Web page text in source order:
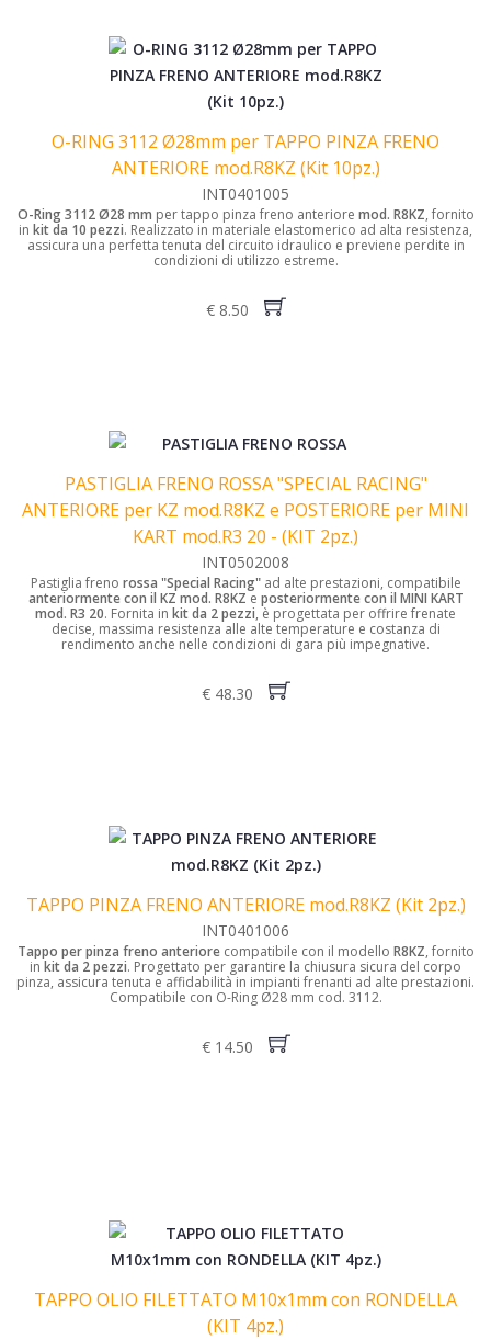
O-RING 3112 Ø28mm per TAPPO PINZA FRENO
ANTERIORE mod.R8KZ (Kit 10pz.)
INT0401005
O-Ring 3112 Ø28 mm per tappo pinza freno anteriore mod. R8KZ, fornito
in kit da 10 pezzi. Realizzato in materiale elastomerico ad alta resistenza,
assicura una perfetta tenuta del circuito idraulico e previene perdite in
condizioni di utilizzo estreme.
€ 8.50
PASTIGLIA FRENO ROSSA "SPECIAL RACING"
ANTERIORE per KZ mod.R8KZ e POSTERIORE per MINI
KART mod.R3 20 - (KIT 2pz.)
INT0502008
Pastiglia freno rossa "Special Racing"ad alte prestazioni, compatibile
anteriormente con il KZ mod. R8KZ e posteriormente con il MINI KART
mod. R3 20. Fornita in kit da 2 pezzi, è progettata per offrire frenate
decise, massima resistenza alle alte temperature e costanza di
rendimento anche nelle condizioni di gara più impegnative.
€ 48.30
TAPPO PINZA FRENO ANTERIORE mod.R8KZ (Kit 2pz.)
INT0401006
Tappo per pinza freno anteriorecompatibile con il modello R8KZ, fornito
in kit da 2 pezzi. Progettato per garantire la chiusura sicura del corpo
pinza, assicura tenuta e affidabilità in impianti frenanti ad alte prestazioni.
Compatibile con O-Ring Ø28 mm cod. 3112.
€ 14.50
TAPPO OLIO FILETTATO M10x1mm con RONDELLA
(KIT 4pz.)